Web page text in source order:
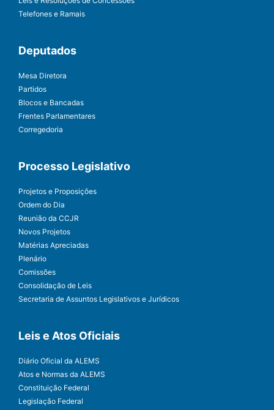
Telefones e Ramais
Deputados
Mesa Diretora
Partidos
Blocos e Bancadas
Frentes Parlamentares
Corregedoria
Processo Legislativo
Projetos e Proposições
Ordem do Dia
Reunião da CCJR
Novos Projetos
Matérias Apreciadas
Plenário
Comissões
Consolidação de Leis
Secretaria de Assuntos Legislativos e Jurídicos
Leis e Atos Oficiais
Diário Oficial da ALEMS
Atos e Normas da ALEMS
Constituição Federal
Legislação Federal